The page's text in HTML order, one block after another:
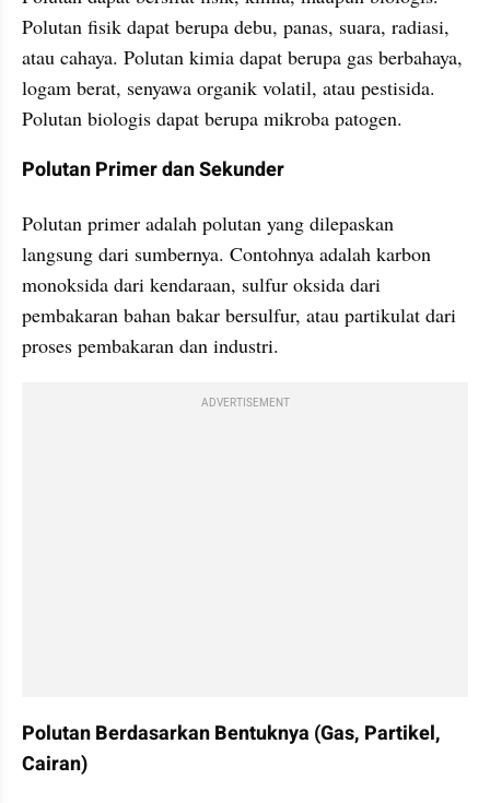
Polutan fisik dapat berupa debu, panas, suara, radiasi,
atau cahaya. Polutan kimia dapat berupa gas berbahaya,
logam berat, senyawa organik volatil, atau pestisida.
Polutan biologis dapat berupa mikroba patogen.
Polutan Primer dan Sekunder
Polutan primer adalah polutan yang dilepaskan
langsung dari sumbernya. Contohnya adalah karbon
monoksida dari kendaraan, sulfur oksida dari
pembakaran bahan bakar bersulfur, atau partikulat dari
proses pembakaran dan industri.
ADVERTISEMENT
Polutan Berdasarkan Bentuknya (Gas, Partikel,
Cairan)